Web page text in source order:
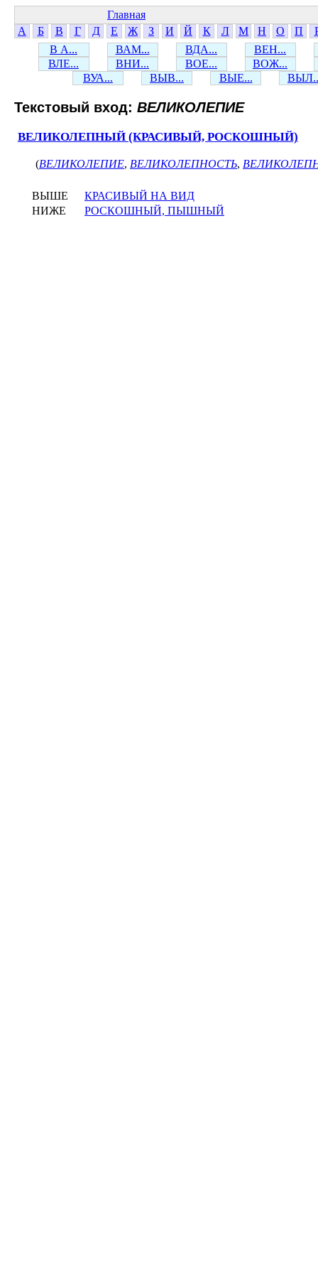
Главная
А
Б В Г Д Е Ж З И Й К Л М Н О П
В А...
ВАМ... ВДА...
ВЕН...
ВЛЕ...
ВНИ... ВОЕ...
ВОЖ...
ВУА...
ВЫВ... ВЫЕ...
Текстовый вход: ВЕЛИКОЛЕПИЕ
ВЕЛИКОЛЕПНЫЙ (КРАСИВЫЙ, РОСКОШНЫЙ)
(ВЕЛИКОЛЕПИЕ, ВЕЛИКОЛЕПНОСТЬ,
ВЫШЕ
КРАСИВЫЙ НА ВИД
НИЖЕ
РОСКОШНЫЙ, ПЫШНЫЙ